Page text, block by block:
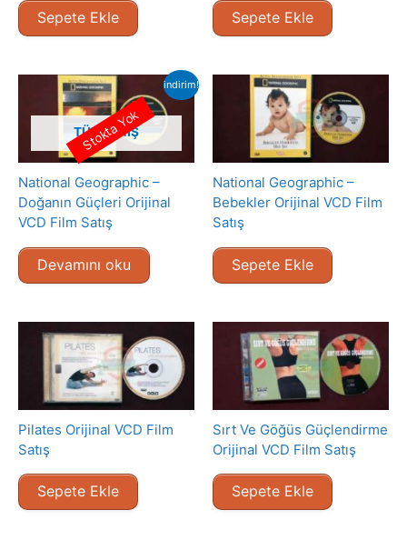
Sepete Ekle Sepete Ekle
indirim!
TÜKENMIŞ
National Geographic –
Doğanın Güçleri Orijinal
VCD Film Satış
Devamını oku
Stokta Yok
National Geographic –
Bebekler Orijinal VCD Film
Satış
Sepete Ekle
Pilates Orijinal VCD Film
Satış
Sepete Ekle
Sırt Ve Göğüs Güçlendirme
Orijinal VCD Film Satış
Sepete Ekle